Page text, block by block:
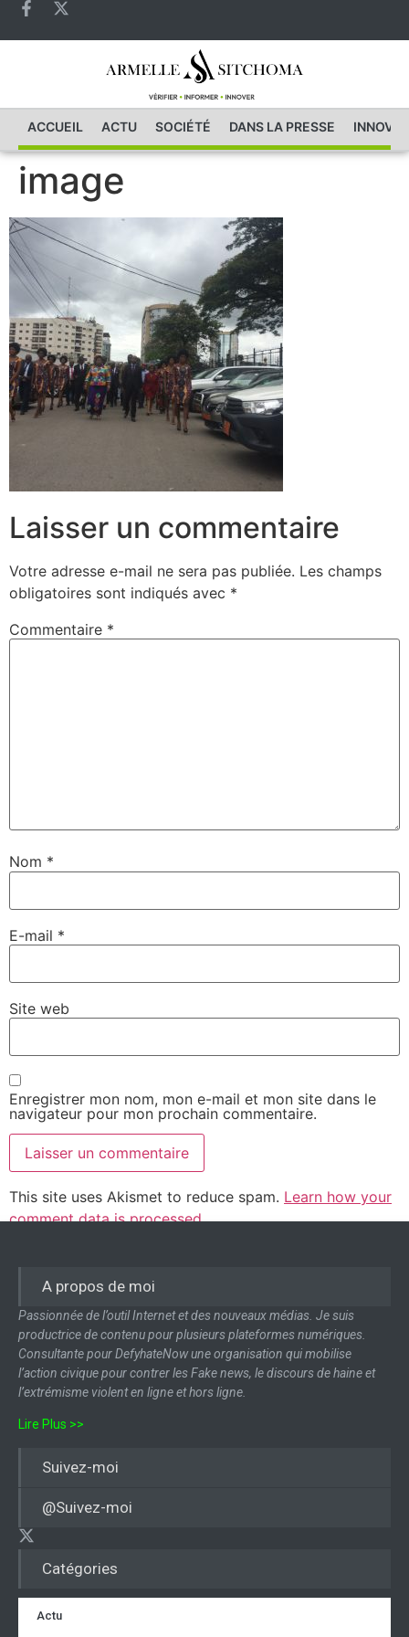
ACCUEIL ACTU SOCIÉTÉ DANS LA PRESSE
image
Laisser un commentaire
Votre adresse e-mail ne sera pas publiée. Les champs
obligatoires sont indiqués avec *
Commentaire *
Nom *
E-mail *
Site web
Enregistrer mon nom, mon e-mail et mon site dans le
navigateur pour mon prochain commentaire.
This site uses Akismet to reduce spam. Learn how your
comment data is processed.
Catégories
Actu
A propos de moi
Passionnée de l’outil Internet et des nouveaux médias. Je suis
productrice de contenu pour plusieurs plateformes numériques.
Consultante pour DefyhateNow une organisation qui mobilise
l’action civique pour contrer les Fake news, le discours de haine et
l’extrémisme violent en ligne et hors ligne.
Lire Plus >>
Suivez-moi
@Suivez-moi